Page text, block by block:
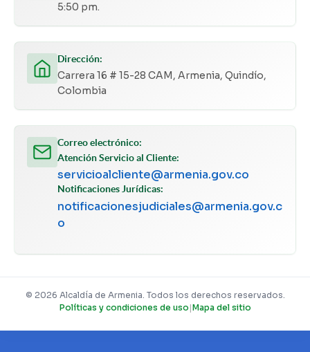
5:50 pm.
Dirección:
Carrera 16 # 15-28 CAM, Armenia, Quindío,
Colombia
Correo electrónico:
Atención Servicio al Cliente:
servicioalcliente@armenia.gov.co
Notificaciones Jurídicas:
notificacionesjudiciales@armenia.gov.c
o
© 2026 Alcaldía de Armenia. Todos los derechos reservados.
Políticas y condiciones de uso |Mapa del sitio